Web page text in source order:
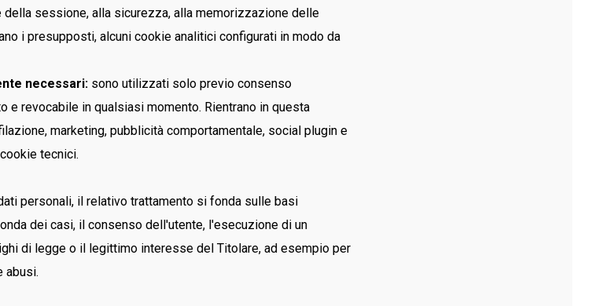
sessione, alla sicurezza, alla memorizzazione delle
i presupposti, alcuni cookie analitici configurati in modo da
necessari:sono utilizzati solo previo consenso
e revocabile in qualsiasi momento. Rientrano in questa
marketing, pubblicità comportamentale, social plugin e
tecnici.
personali, il relativo trattamento si fonda sulle basi
dei casi, il consenso dell'utente, l'esecuzione di un
di legge o il legittimo interesse del Titolare, ad esempio per
abusi.